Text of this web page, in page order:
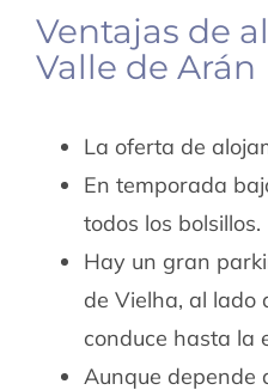
Ventajas de
Valle de Arán
La oferta de
En temporada
todos los bolsillos.
Hay un gran
de Vielha, al lado
conduce hasta la
Aunque depende